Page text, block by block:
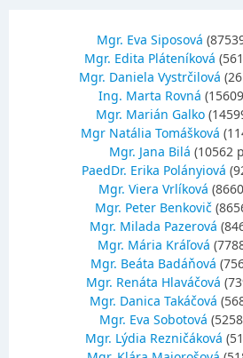
Mgr. Eva Siposová
Mgr. Edita Pláteníková
Mgr. Daniela Vystrčilová
Ing. Marta Rovná
Mgr. Marián Galko
Mgr Natália Tomášková
Mgr. Jana Bilá (10562
PaedDr. Erika Polányiová
Mgr. Viera Vrlíková
Mgr. Peter Benkovič
Mgr. Milada Pazerová
Mgr. Mária Kráľová
Mgr. Beáta Badáňová
Mgr. Renáta Hlaváčová
Mgr. Danica Takáčová
Mgr. Eva Sobotová
Mgr. Lýdia Rezničáková